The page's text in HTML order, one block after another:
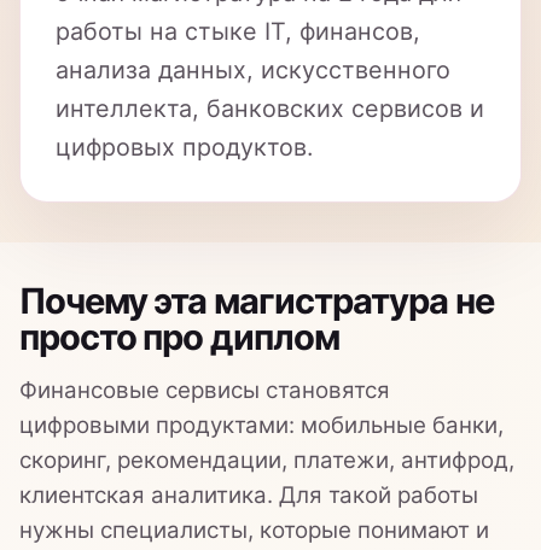
цифровых продуктов.
Почему эта магистратура не
просто про диплом
цифровыми продуктами: мобильные банки,
скоринг, рекомендации, платежи, антифрод,
клиентская аналитика. Для такой работы
нужны специалисты, которые понимают и
данные, и финансы, и продуктовую логику.
рынок